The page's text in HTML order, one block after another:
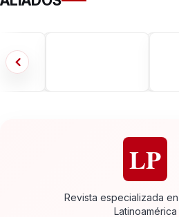
LP
Revista especializada
Latinoamérica